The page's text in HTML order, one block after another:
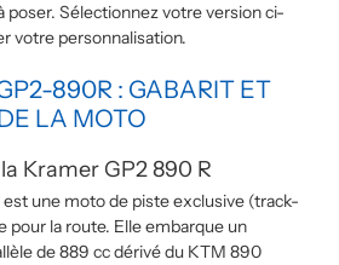
poser. Sélectionnez votre version ci-
votre personnalisation.
890R : GABARIT ET
LA MOTO
Kramer GP2 890 R
une moto de piste exclusive (track-
pour la route. Elle embarque un
de 889 cc dérivé du KTM 890